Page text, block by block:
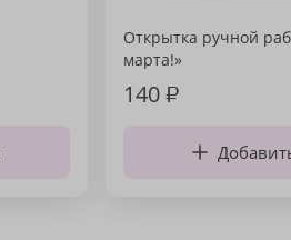
Открытка ручной
марта!»
140₽